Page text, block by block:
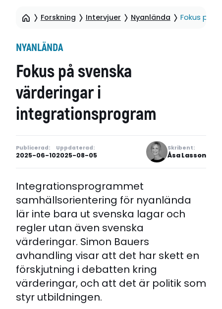
Forskning Intervjuer Nyanlända Fokus på
NYANLÄNDA
Fokus på svenska
värderingar i
integrationsprogram
Publicerad:
2025-06-10
Uppdaterad:
2025-08-05
Skribent:
Åsa Lasson
Integrationsprogrammet
samhällsorientering för nyanlända
lär inte bara ut svenska lagar och
regler utan även svenska
värderingar. Simon Bauers
avhandling visar att det har skett en
förskjutning i debatten kring
värderingar, och att det är politik som
styr utbildningen.